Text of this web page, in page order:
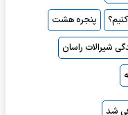
پنجره هشت
شیرالات راسان
شد